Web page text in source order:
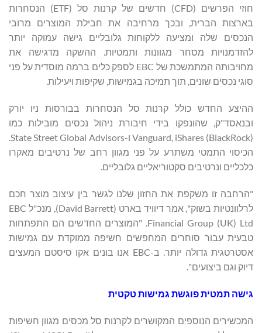
חוזי הפרשים (CFD) חדשים של קרנות סל (ETF) הנסחרות
בארצות הברית, ובכך מרחיבה את חבילת המוצרים מרובי
הנכסים שלה ומציעה ללקוחות גלובליים גישה עמוקה יותר
להזדמנויות מסחר מגוונות ותמטיות. ההשקה מדגישה את
מחויבותה המתמשכת של EBC לספק כלים ברמה מוסדית על פני
סוגי נכסים שונים, תוך תמיכה בגמישות, שקיפות ויעילות.
ההיצע החדש כולל קרנות סל הנסחרות בבורסות ניו יורק
ובנאסד"ק, שהונפקו בידי חיבורת ניהול נכסים מובילות כמו
Vanguard, iShares (BlackRock) ו-State Street Global Advisors.
הכיסוי התמטי משתרע על פני מגוון רחב של נרטיבים מאקרו
כלכליים ונרטיבים סקטוריאליים גלובליים.
"הרחבה זו משקפת את החזון שלנו לגשר בין עיצוב מוצר חכם
לרלוונטיות בשוק", אמר דיוויד בארט (David Barrett), מנכ"ל EBC
Financial Group (UK) Ltd. "המוצרים החדשים הם התפתחות
טבעית עבור סוחרים המחפשים חשיפה ממוקדת עם גמישות
אסטרטגית גדולה יותר. ב-EBC אנו בונים אקו סיסטם המעצים
דיוק וגם ביצועים".
גישה תמטית פוגשת גמישות טקטית
המכשירים הנוספים המקושרים לקרנות סל מכסים מגוון חשיפות